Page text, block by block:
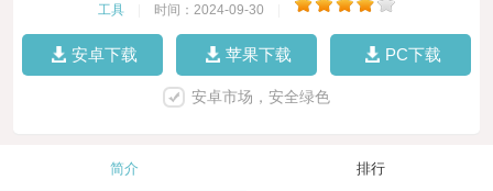
工具 时间：2024-09-30
安卓下载 苹果下载 PC下载
安卓市场，安全绿色
简介 排行